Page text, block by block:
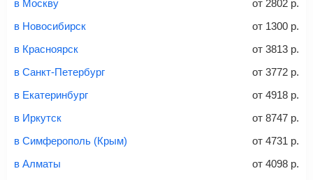
багажное отделение самолета.
не более 23 кг – эконом-класс
способов: через интернет-банк, банковской картой,
связи «Связной» или «Евросеть».
— после оплаты в течение 10 минут к вам на
email придет электронный билет с данными о вашем
аэропорт. Для посадки потребуется только паспорт.
в Москву от 2802 р.
в Новосибирск
от 1300 р.
в Красноярск
от 3813 р.
в Санкт-Петербург
от 3772 р.
в Екатеринбург
от 4918 р.
в Иркутск
от 8747 р.
в Симферополь (Крым)
от 4731 р.
в Алматы
от 4098 р.